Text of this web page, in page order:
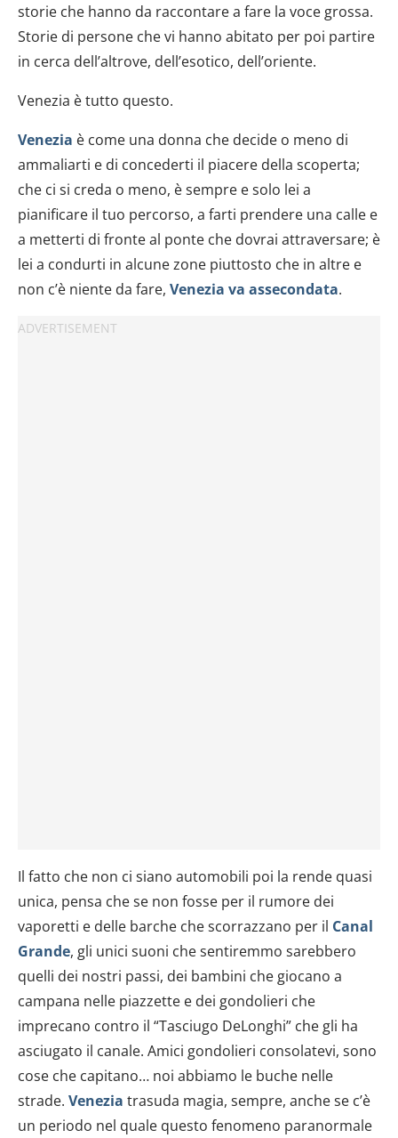
storie che hanno da raccontare a fare la voce grossa.
Storie di persone che vi hanno abitato per poi partire
in cerca dell’altrove, dell’esotico, dell’oriente.
Venezia è tutto questo.
Venezia è come una donna che decide o meno di
ammaliarti e di concederti il piacere della scoperta;
che ci si creda o meno, è sempre e solo lei a
pianificare il tuo percorso, a farti prendere una calle e
a metterti di fronte al ponte che dovrai attraversare; è
lei a condurti in alcune zone piuttosto che in altre e
non c’è niente da fare, Venezia va assecondata.
Il fatto che non ci siano automobili poi la rende quasi
unica, pensa che se non fosse per il rumore dei
vaporetti e delle barche che scorrazzano per il Canal
Grande, gli unici suoni che sentiremmo sarebbero
quelli dei nostri passi, dei bambini che giocano a
campana nelle piazzette e dei gondolieri che
imprecano contro il “Tasciugo DeLonghi” che gli ha
asciugato il canale. Amici gondolieri consolatevi, sono
cose che capitano… noi abbiamo le buche nelle
strade. Venezia trasuda magia, sempre, anche se c’è
un periodo nel quale questo fenomeno paranormale